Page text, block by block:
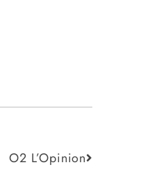
O2 L’Opinion